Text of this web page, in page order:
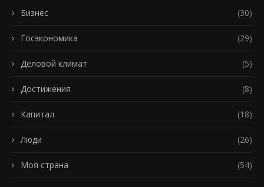
Бизнес (30)
Госэкономика (29)
Деловой климат (5)
Достижения (8)
Капитал (18)
Люди (26)
Моя страна (54)